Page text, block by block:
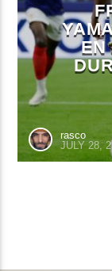
EN
rasco
JULY 28,